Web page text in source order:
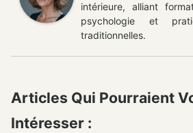
intérieure, alliant
psychologie et
traditionnelles.
Articles Qui Pourraient
Intéresser :